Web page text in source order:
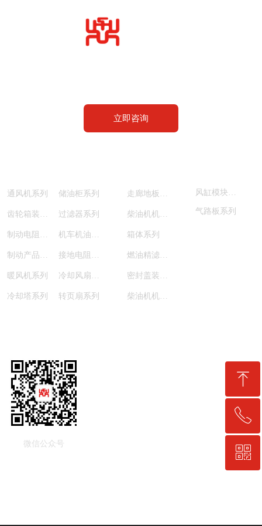
微信公众号
储油柜系列
过滤器系列
机车机油泵电机组子列
接地电阻系列
冷却风扇系列
转页扇系列
走廊地板系列
柴油机机油泵系列
箱体系列
燃油精滤器系列
密封盖装配系列
柴油机机油滤清器系列
通风机系列
齿轮箱装配系列
制动电阻装置系列
制动产品系列
暖风机系列
冷却塔系列
风缸模块系列
气路板系列
立即咨询
ꁸ
回到顶部
ꂅ
0411-86883317
ꀥ